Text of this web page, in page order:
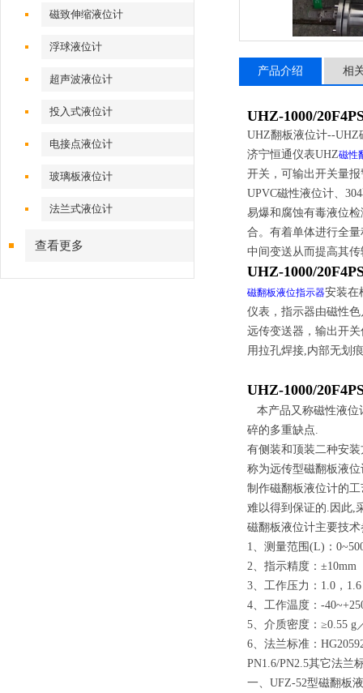
磁致伸缩液位计
浮球液位计
超声波液位计
投入式液位计
电接点液位计
玻璃板液位计
法兰式液位计
查看更多
产品介绍 相
UHZ-1000/
UHZ翻板液位计--
济宁恒通仪表UHZ磁性
开关，可输出开关量
UPVC磁性液位计、
易爆和腐蚀有毒液位
合。有着单体进行全
中间变送从而提高其
UHZ-1000/
磁翻板液位指示器安装在
仪表，指示器由磁性
远传变送器，输出开
用拉孔焊接,内部无划
UHZ-1000/
本产品又称磁性液
碎的多重缺点.
有侧装和顶装二种安
称为远传型磁翻板液位
制作磁翻板液位计的
难以得到保证的.因此,
磁翻板液位计主要技
1、测量范围(L)：
2、指示精度：±10mm
3、工作压力：1.0，1.6
4、工作温度：-
5、介质密度：≥0.55 g
6、法兰标准：
PN1.6/PN2.5其它法兰
一、UFZ-52型磁翻板